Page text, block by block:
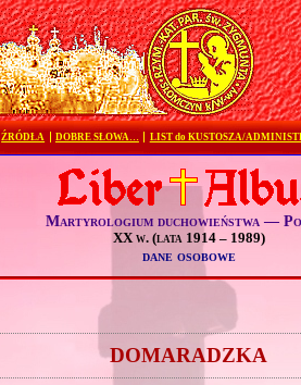
ŹRÓDŁA DOBRE SŁOWA… LIST do KUSTOSZA/
Martyrologium duchowieństwa —
XX w. (lata 1914 – 1989)
dane osobowe
DOMARADZKA